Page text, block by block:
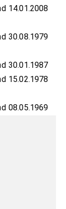
14.01.2008
30.08.1979
30.01.1987
15.02.1978
08.05.1969